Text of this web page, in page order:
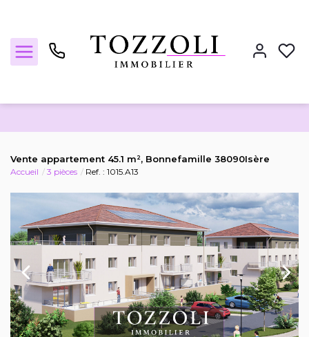
Estimez votre bien
Locations
Notre agence
Vente appartement 45.1 m², Bonnefamille 38090Isère
Accueil 3 pièces Ref. : 1015.A13